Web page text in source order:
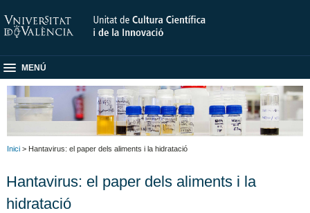
MENÚ
Inici > Hantavirus: el paper dels aliments i la hidratació
Hantavirus: el paper dels aliments i la
hidratació